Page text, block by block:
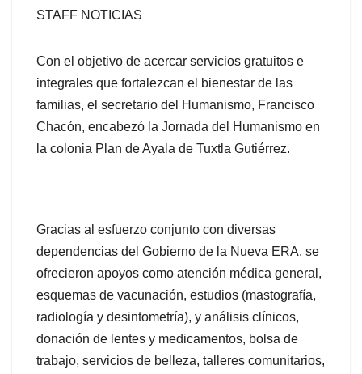
STAFF NOTICIAS
Con el objetivo de acercar servicios gratuitos e
integrales que fortalezcan el bienestar de las
familias, el secretario del Humanismo, Francisco
Chacón, encabezó la Jornada del Humanismo en
la colonia Plan de Ayala de Tuxtla Gutiérrez.
Gracias al esfuerzo conjunto con diversas
dependencias del Gobierno de la Nueva ERA, se
ofrecieron apoyos como atención médica general,
esquemas de vacunación, estudios (mastografía,
radiología y desintometría), y análisis clínicos,
donación de lentes y medicamentos, bolsa de
trabajo, servicios de belleza, talleres comunitarios,